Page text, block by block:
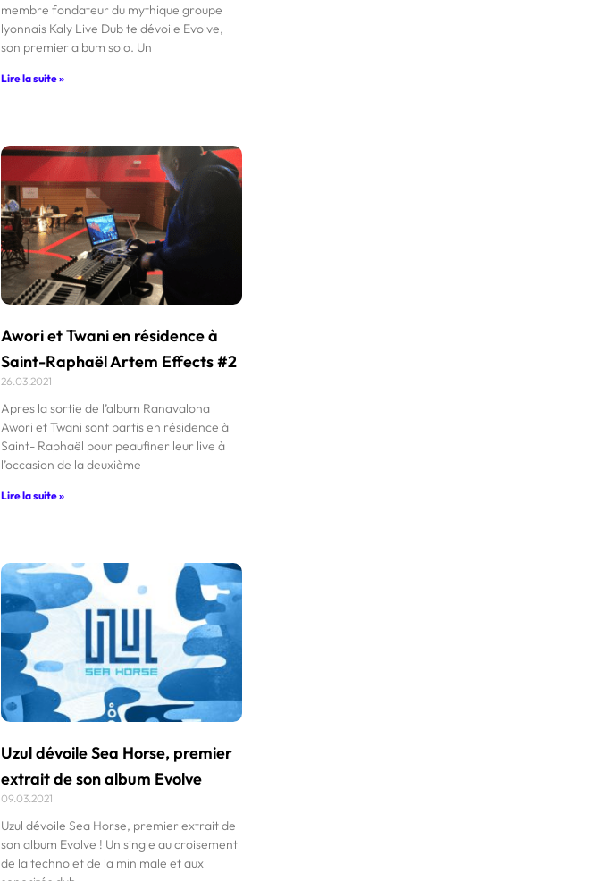
membre fondateur du mythique groupe
lyonnais Kaly Live Dub te dévoile Evolve,
son premier album solo. Un
Lire la suite »
Awori et Twani en résidence à
Saint-Raphaël Artem Effects #2
26.03.2021
Apres la sortie de l’album Ranavalona
Awori et Twani sont partis en résidence à
Saint- Raphaël pour peaufiner leur live à
l’occasion de la deuxième
Lire la suite »
Uzul dévoile Sea Horse, premier
extrait de son album Evolve
09.03.2021
Uzul dévoile Sea Horse, premier extrait de
son album Evolve ! Un single au croisement
de la techno et de la minimale et aux